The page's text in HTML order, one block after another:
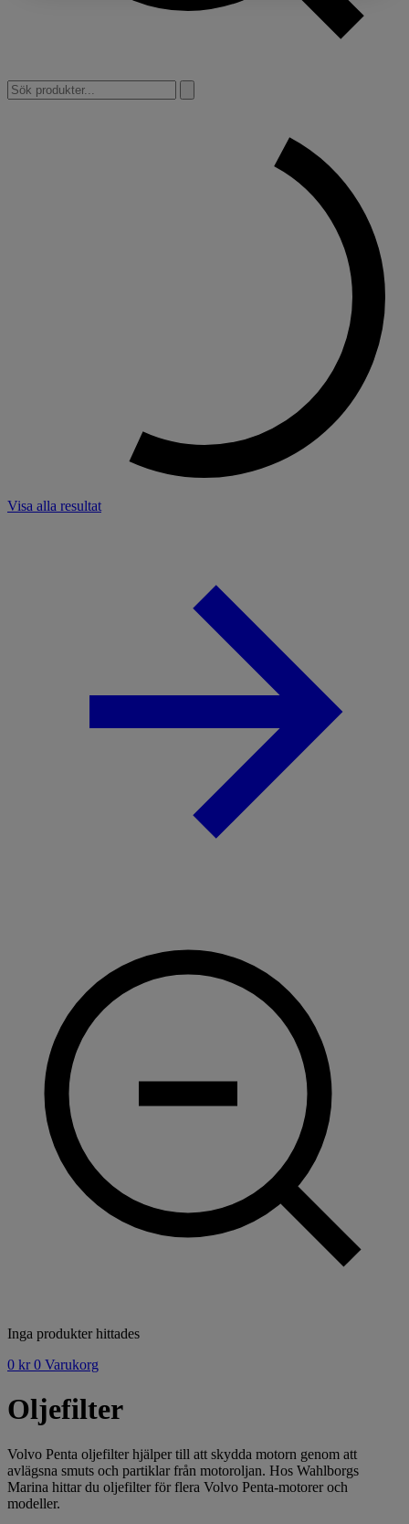
Visa alla resultat
Inga produkter hittades
0 kr 0 Varukorg
Oljefilter
Volvo Penta oljefilter hjälper till att skydda motorn genom att
avlägsna smuts och partiklar från motoroljan. Hos Wahlborgs
Marina hittar du oljefilter för flera Volvo Penta-motorer och
modeller.